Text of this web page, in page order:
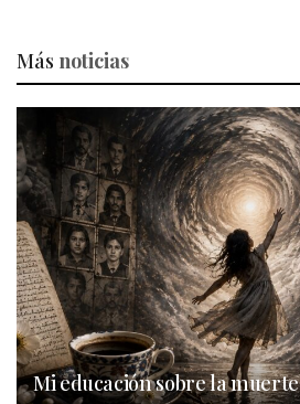
Más noticias
Mi educación sobre la muerte